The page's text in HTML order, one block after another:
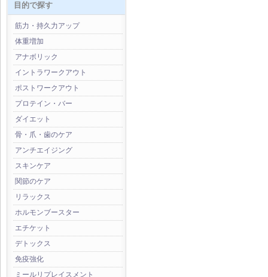
目的で探す
筋力・持久力アップ
体重増加
アナボリック
イントラワークアウト
ポストワークアウト
プロテイン・バー
ダイエット
骨・爪・歯のケア
アンチエイジング
スキンケア
関節のケア
リラックス
ホルモンブースター
エチケット
デトックス
免疫強化
ミールリプレイスメント